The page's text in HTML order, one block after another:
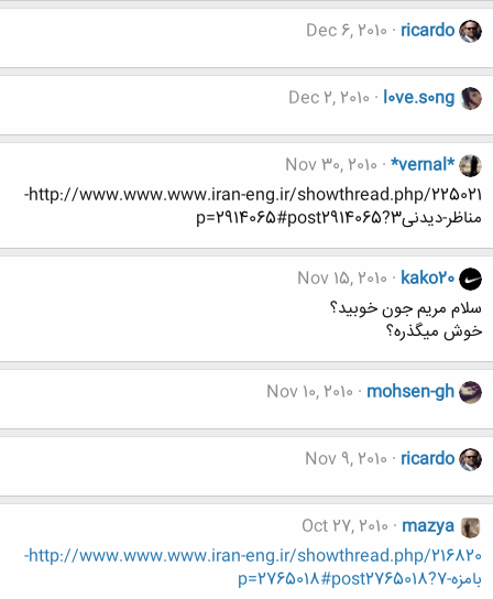
ricardo
Dec 6, 2010
l0ve.s0ng
Dec 2, 2010
*vernal*
Nov 30, 2010
http://www.www.www.iran-eng.ir/showthread.php/225021-
مناظر-دیدنی3?p=2914065#post2914065
kako20
Nov 15, 2010
سلام مریم جون خوبید؟
خوش میگذره؟
mohsen-gh
Nov 10, 2010
ricardo
Nov 9, 2010
mazya
Oct 27, 2010
http://www.www.www.iran-eng.ir/showthread.php/216820-
بامزه-7?p=2765018#post2765018